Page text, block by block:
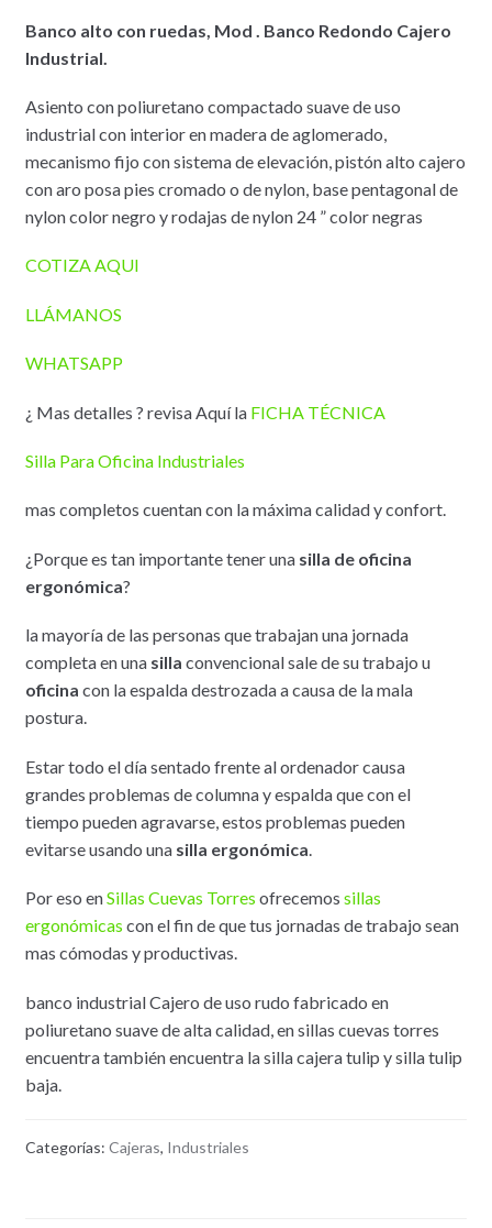
Banco alto con ruedas, Mod . Banco Redondo Cajero
Industrial.
Asiento con poliuretano compactado suave de uso
industrial con interior en madera de aglomerado,
mecanismo fijo con sistema de elevación, pistón alto cajero
con aro posa pies cromado o de nylon, base pentagonal de
nylon color negro y rodajas de nylon 24 ” color negras
COTIZA AQUI
LLÁMANOS
WHATSAPP
¿ Mas detalles ? revisa Aquí la FICHA TÉCNICA
Silla Para Oficina Industriales
mas completos cuentan con la máxima calidad y confort.
¿Porque es tan importante tener una silla de oficina
ergonómica?
la mayoría de las personas que trabajan una jornada
completa en una silla convencional sale de su trabajo u
oficina con la espalda destrozada a causa de la mala
postura.
Estar todo el día sentado frente al ordenador causa
grandes problemas de columna y espalda que con el
tiempo pueden agravarse, estos problemas pueden
evitarse usando una silla ergonómica
Por eso enSillas Cuevas Torres ofrecemos sillas
ergonómicas con el fin de que tus jornadas de trabajo sean
mas cómodas y productivas.
banco industrial Cajero de uso rudo fabricado en
poliuretano suave de alta calidad, en sillas cuevas torres
encuentra también encuentra la silla cajera tulip y silla tulip
baja.
Categorías: Cajeras, Industriales